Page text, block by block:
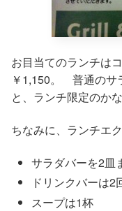
お目当てのランチは
￥1,150。 普通のサ
と、ランチ限定のか
ちなみに、ランチエ
サラダバーを2皿
ドリンクバーは2
スープは1杯